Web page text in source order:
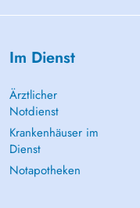
Im Dienst
Ärztlicher
Notdienst
Krankenhäuser im
Dienst
Notapotheken